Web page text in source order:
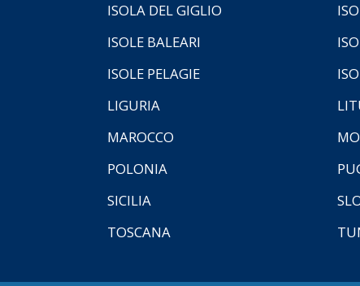
ISOLA DEL GIGLIO
ISOLE BALEARI
ISOLE PELAGIE
LIGURIA
MAROCCO
POLONIA
SICILIA
TOSCANA